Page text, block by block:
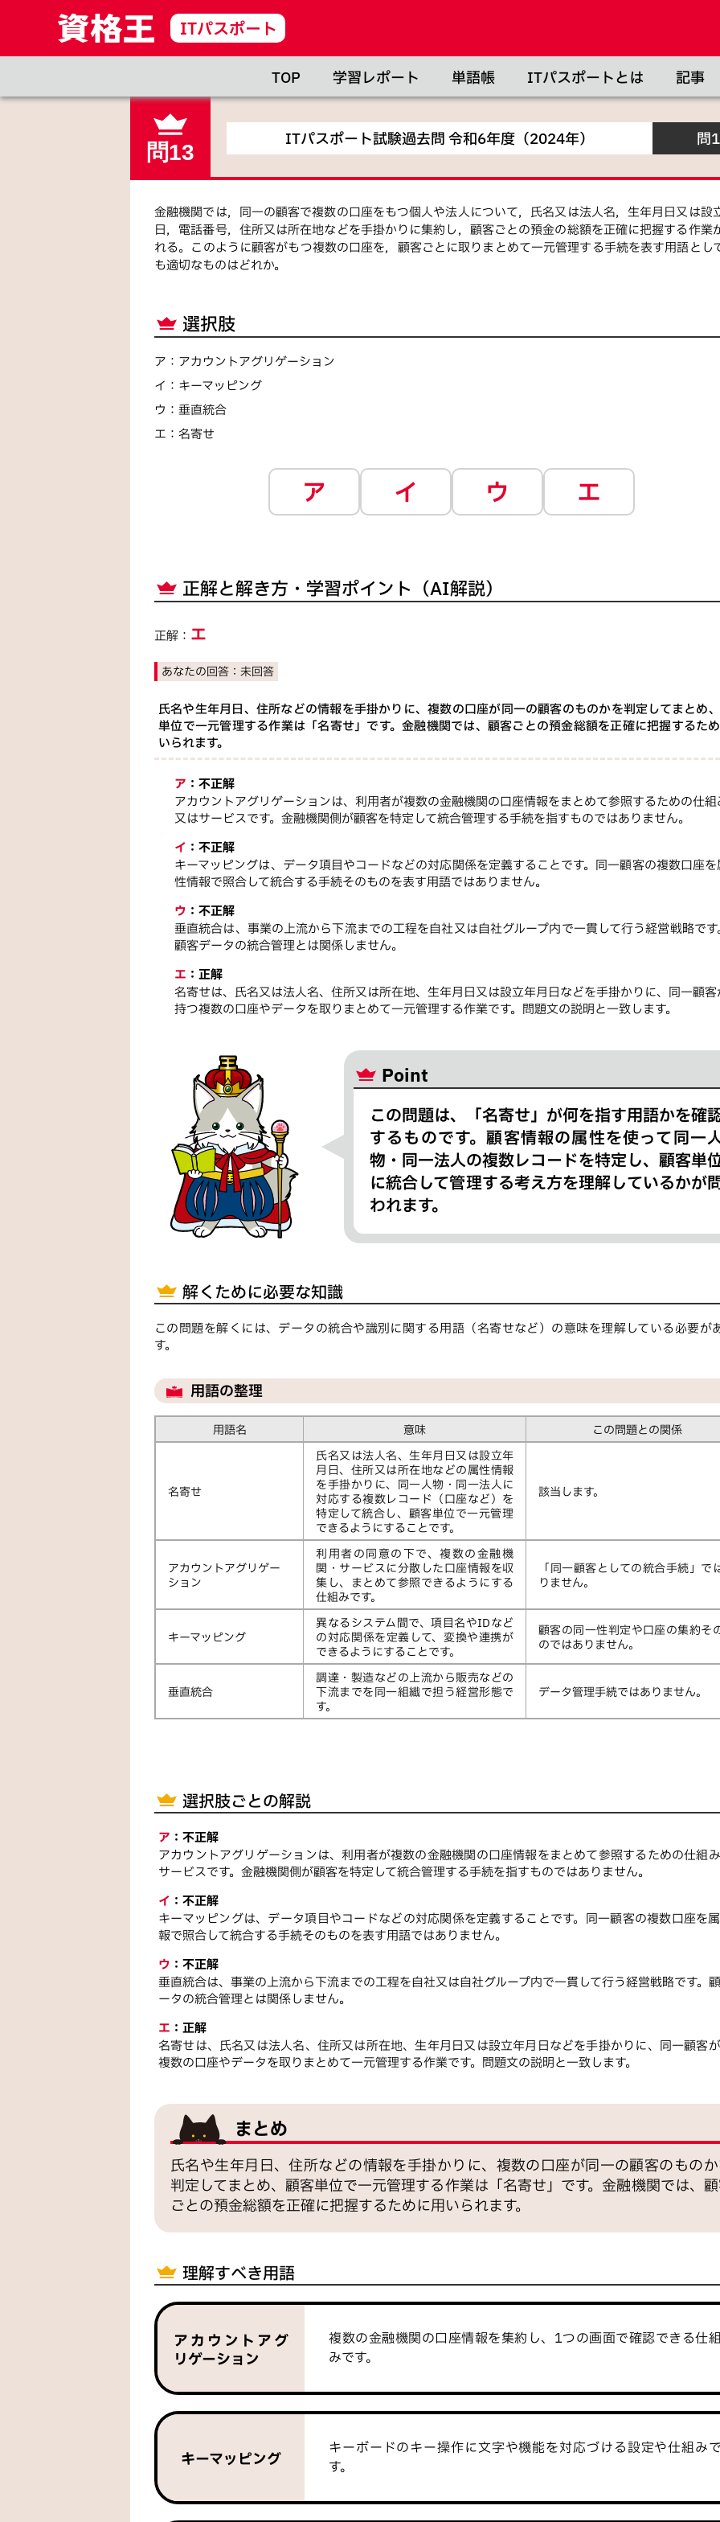
ITパスポート
TOP 学習レポート 単語帳 ITパスポートとは 記事
問13
ITパスポート試験過去問令和6年度（2024年） 問
金融機関では，同一の顧客で複数の口座をもつ個人や法人について，氏名又は法人名，生年月日又は設
日，電話番号，住所又は所在地などを手掛かりに集約し，顧客ごとの預金の総額を正確に把握する作業
れる。このように顧客がもつ複数の口座を，顧客ごとに取りまとめて一元管理する手続を表す用語とし
も適切なものはどれか。
選択肢
ア ： アカウントアグリゲーション
イ ： キーマッピング
ウ ： 垂直統合
エ ： 名寄せ
ア イ ウ エ
正解と解き方・学習ポイント（AI解説）
正解： エ
あなたの回答： 未回答
氏名や生年月日、住所などの情報を手掛かりに、複数の口座が同一の顧客のものかを判定してまとめ
単位で一元管理する作業は「名寄せ」です。金融機関では、顧客ごとの預金総額を正確に把握するた
いられます。
ア ： 不正解
アカウントアグリゲーションは、利用者が複数の金融機関の口座情報をまとめて参照するための仕組
又はサービスです。金融機関側が顧客を特定して統合管理する手続を指すものではありません。
イ ： 不正解
キーマッピングは、データ項目やコードなどの対応関係を定義することです。同一顧客の複数口座を
性情報で照合して統合する手続そのものを表す用語ではありません。
ウ ： 不正解
垂直統合は、事業の上流から下流までの工程を自社又は自社グループ内で一貫して行う経営戦略です。
顧客データの統合管理とは関係しません。
エ ： 正解
名寄せは、氏名又は法人名、住所又は所在地、生年月日又は設立年月日などを手掛かりに、同一顧客
持つ複数の口座やデータを取りまとめて一元管理する作業です。問題文の説明と一致します。
Point
この問題は、「名寄せ」が何を指す用語かを確
するものです。顧客情報の属性を使って同一
物・同一法人の複数レコードを特定し、顧客単
に統合して管理する考え方を理解しているかが
われます。
解くために必要な知識
この問題を解くには、データの統合や識別に関する用語（名寄せなど）の意味を理解している必要が
す。
用語の整理
用語名 意味 この問題との関係
名寄せ
氏名又は法人名、生年月日又は設立年
月日、住所又は所在地などの属性情報
を手掛かりに、同一人物・同一法人に
対応する複数レコード（口座など）を
特定して統合し、顧客単位で一元管理
できるようにすることです。
該当します。
アカウントアグリゲー
ション
利用者の同意の下で、複数の金融機
関・サービスに分散した口座情報を収
集し、まとめて参照できるようにする
仕組みです。
「同一顧客としての統合手続」で
りません。
キーマッピング
異なるシステム間で、項目名やIDなど
の対応関係を定義して、変換や連携が
できるようにすることです。
顧客の同一性判定や口座の集約そ
のではありません。
垂直統合
調達・製造などの上流から販売などの
下流までを同一組織で担う経営形態で
す。
データ管理手続ではありません。
選択肢ごとの解説
ア ： 不正解
アカウントアグリゲーションは、利用者が複数の金融機関の口座情報をまとめて参照するための仕組
サービスです。金融機関側が顧客を特定して統合管理する手続を指すものではありません。
イ ： 不正解
キーマッピングは、データ項目やコードなどの対応関係を定義することです。同一顧客の複数口座を
報で照合して統合する手続そのものを表す用語ではありません。
ウ ： 不正解
垂直統合は、事業の上流から下流までの工程を自社又は自社グループ内で一貫して行う経営戦略です。
ータの統合管理とは関係しません。
エ ： 正解
名寄せは、氏名又は法人名、住所又は所在地、生年月日又は設立年月日などを手掛かりに、同一顧客
複数の口座やデータを取りまとめて一元管理する作業です。問題文の説明と一致します。
まとめ
氏名や生年月日、住所などの情報を手掛かりに、複数の口座が同一の顧客のもの
判定してまとめ、顧客単位で一元管理する作業は「名寄せ」です。金融機関では、
ごとの預金総額を正確に把握するために用いられます。
理解すべき用語
アカウントアグ
リゲーション
複数の金融機関の口座情報を集約し、1つの画面で確認できる仕
みです。
キーマッピング
キーボードのキー操作に文字や機能を対応づける設定や仕組みで
す。